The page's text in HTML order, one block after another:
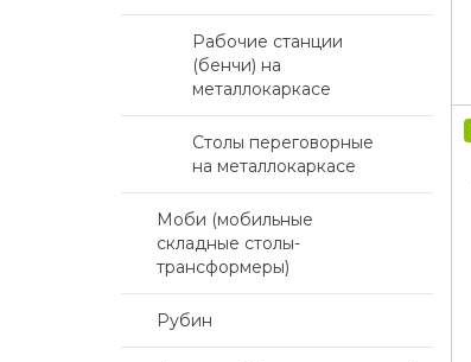
Рабочие станции
(бенчи) на
металлокаркасе
Столы переговорные
на металлокаркасе
Моби (мобильные
складные столы-
трансформеры)
Рубин